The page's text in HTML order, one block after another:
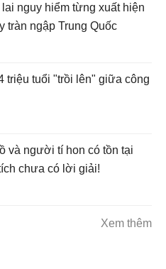
nguy hiểm từng xuất hiện
tràn ngập Trung Quốc
triệu tuổi "trồi lên" giữa công
và người tí hon có tồn tại
chưa có lời giải!
Xem thêm